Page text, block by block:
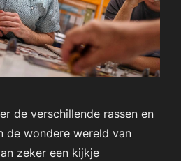
de verschillende rassen en
de wondere wereld van
zeker een kijkje